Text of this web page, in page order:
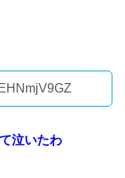
泣いたわ